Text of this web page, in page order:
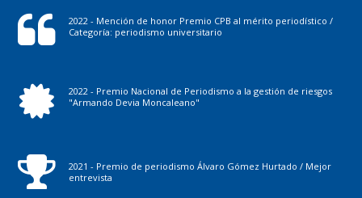
2022 - Mención de honor Premio CPB al mérito periodístico /
Categoría: periodismo universitario
2022 - Premio Nacional de Periodismo a la gestión de riesgos
"Armando Devia Moncaleano"
2021 - Premio de periodismo Álvaro Gómez Hurtado / Mejor
entrevista